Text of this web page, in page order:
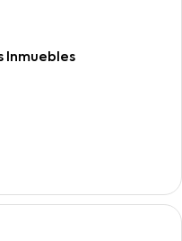
Inmuebles